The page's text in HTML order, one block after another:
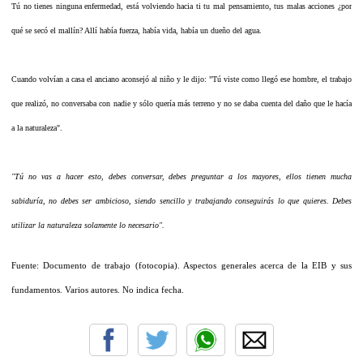
Tú no tienes ninguna enfermedad, está volviendo hacia ti tu mal pensamiento, tus malas acciones ¿por
qué se secó el mallín? Allí había fuerza, había vida, había un dueño del agua.
Cuando volvían a casa el anciano aconsejó al niño y le dijo: "Tú viste como llegó ese hombre, el trabajo
que realizó, no conversaba con nadie y sólo quería más terreno y no se daba cuenta del daño que le hacía
a la naturaleza".
"Tú no vas a hacer esto, debes conversar, debes preguntar a los mayores, ellos tienen mucha
sabiduría, no debes ser ambicioso, siendo sencillo y trabajando conseguirás lo que quieres. Debes
utilizar la naturaleza solamente lo necesario".
Fuente: Documento de trabajo (fotocopia). Aspectos generales acerca de la EIB y sus
fundamentos. Varios autores. No indica fecha.